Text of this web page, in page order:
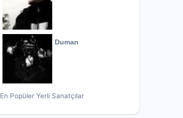
Duman
En Popüler Yerli Sanatçılar